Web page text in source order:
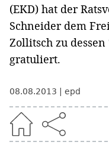
(EKD) hat der
Schneider dem
Zollitsch zu
gratuliert.
08.08.2013 epd